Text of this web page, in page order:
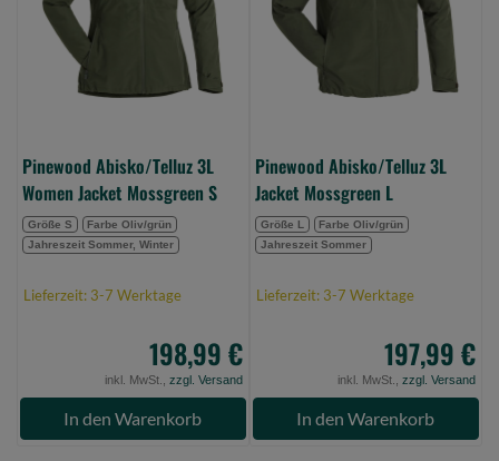
Mossgreen
Pinewood Abisko/Telluz 3L
Women Jacket Mossgreen S
Größe S
Farbe Oliv/grün
Jahreszeit Sommer, Winter
Lieferzeit: 3-7 Werktage
198,99 €
inkl. MwSt., zzgl. Versand
In den Warenkorb
(Bild
Pinewood Abisko/Telluz 3L
Jacket Mossgreen L
Größe L
Farbe Oliv/grün
Jahreszeit Sommer
Lieferzeit: 3-7 Werktage
197,99 €
inkl. MwSt., zzgl. Versand
In den Warenkorb